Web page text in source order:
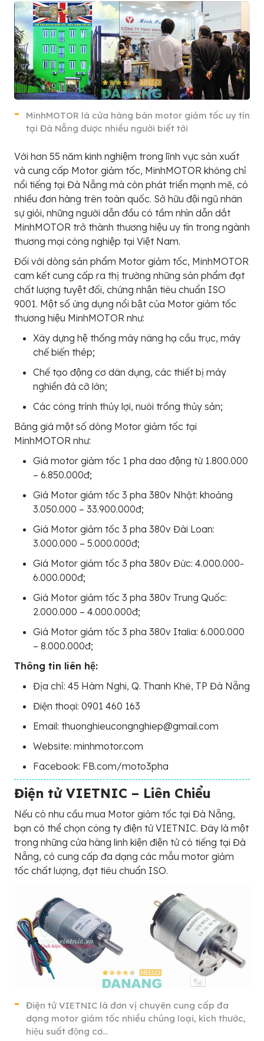
MinhMOTOR là cửa hàng bán motor giảm tốc uy tín
tại Đà Nẵng được nhiều người biết tới
Với hơn 55 năm kinh nghiệm trong lĩnh vực sản xuất
và cung cấp Motor giảm tốc, MinhMOTOR không chỉ
nổi tiếng tại Đà Nẵng mà còn phát triển mạnh mẽ, có
nhiều đơn hàng trên toàn quốc. Sở hữu đội ngũ nhân
sự giỏi, những người dẫn đầu có tầm nhìn dẫn dắt
MinhMOTOR trở thành thương hiệu uy tín trong ngành
thương mại công nghiệp tại Việt Nam.
Đối với dòng sản phẩm Motor giảm tốc, MinhMOTOR
cam kết cung cấp ra thị trường những sản phẩm đạt
chất lượng tuyệt đối, chứng nhận tiêu chuẩn ISO
9001. Một số ứng dụng nổi bật của Motor giảm tốc
thương hiệu MinhMOTOR như:
Xây dựng hệ thống máy nâng hạ cầu trục, máy
chế biến thép;
Chế tạo động cơ dân dụng, các thiết bị máy
nghiền đá cỡ lớn;
Các công trình thủy lợi, nuôi trồng thủy sản;
Bảng giá một số dòng Motor giảm tốc tại
MinhMOTOR như:
Giá motor giảm tốc 1 pha dao động từ 1.800.000
– 6.850.000đ;
Giá Motor giảm tốc 3 pha 380v Nhật: khoảng
3.050.000 – 33.900.000đ;
Giá Motor giảm tốc 3 pha 380v Đài Loan:
3.000.000 – 5.000.000đ;
Giá Motor giảm tốc 3 pha 380v Đức: 4.000.000-
6.000.000đ;
Giá Motor giảm tốc 3 pha 380v Trung Quốc:
2.000.000 – 4.000.000đ;
Giá Motor giảm tốc 3 pha 380v Italia: 6.000.000
– 8.000.000đ;
Thông tin liên hệ:
Địa chỉ: 45 Hàm Nghi, Q. Thanh Khê, TP Đà Nẵng
Điện thoại: 0901 460 163
Email: thuonghieucongnghiep@gmail.com
Website: minhmotor.com
Facebook: FB.com/moto3pha
Điện tử VIETNIC – Liên Chiểu
Nếu có nhu cầu mua Motor giảm tốc tại Đà Nẵng,
bạn có thể chọn công ty điện tử VIETNIC. Đây là một
trong những cửa hàng linh kiện điện tử có tiếng tại Đà
Nẵng, có cung cấp đa dạng các mẫu motor giảm
tốc chất lượng, đạt tiêu chuẩn ISO.
Điện tử VIETNIC là đơn vị chuyên cung cấp đa
dạng motor giảm tốc nhiều chủng loại, kích thước,
hiệu suất động cơ…